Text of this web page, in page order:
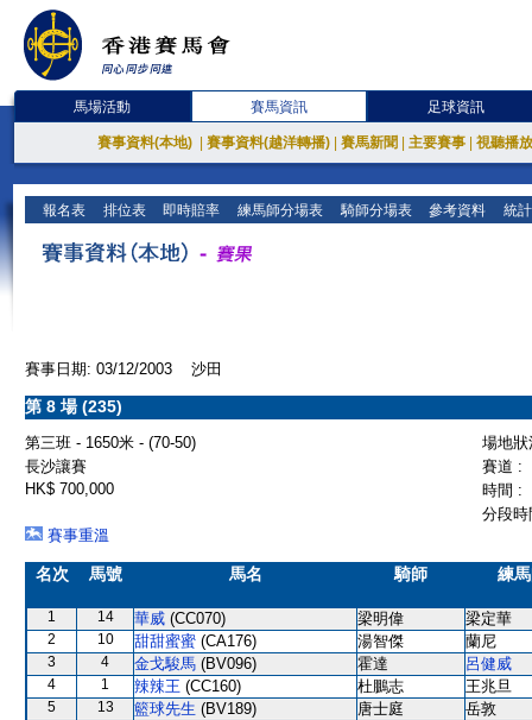
馬場活動 賽馬資訊 足球資訊
賽事資料(本地) 賽事資料(越洋轉播) 賽馬新聞 主要賽事 視聽播
報名表 排位表 即時賠率 練馬師分場表 騎師分場表 參考資料 統
賽事日期: 03/12/2003 沙田
第 8 場 (235)
第三班 - 1650米 - (70-50)
場地
長沙讓賽
賽道 :
HK$ 700,000
時間 :
分段
賽事重溫
名次 馬號 馬名 騎師 練
1 14 華威 (CC070) 梁明偉 梁定華
2 10 甜甜蜜蜜 (CA176) 湯智傑 蘭尼
3 4 金戈駿馬 (BV096) 霍達 呂健威
4 1 辣辣王 (CC160) 杜鵬志 王兆旦
5 13 籃球先生 (BV189) 唐士庭 岳敦